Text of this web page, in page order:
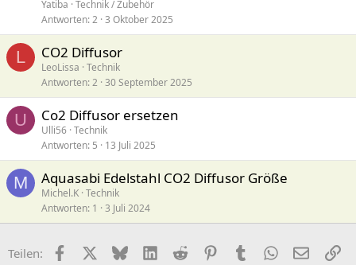
Yatiba Technik / Zubehör
Antworten 2 3 Oktober 2025
L CO2 Diffusor
LeoLissa Technik
Antworten 2 30 September 2025
U Co2 Diffusor ersetzen
Ulli56 Technik
Antworten 5 13 Juli 2025
M Aquasabi Edelstahl CO2 Diffusor Größe
Michel.K Technik
Antworten 1 3 Juli 2024
Teilen: FacebookX (Twitter)
BlueskyLinkedIn
Reddit PinterestTumblr WhatsApp
E-Mail